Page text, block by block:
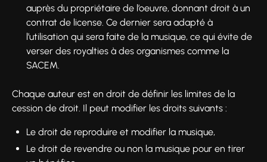
auprès du propriétaire de l’oeuvre, donnant droit à un
contrat de license. Ce dernier sera adapté à
l’utilisation qui sera faite de la musique, ce qui évite de
verser des royalties à des organismes comme la
SACEM.
Chaque auteur est en droit de définir les limites de la
cession de droit. Il peut modifier les droits suivants :
Le droit de reproduire et modifier la musique,
Le droit de revendre ou non la musique pour en tirer